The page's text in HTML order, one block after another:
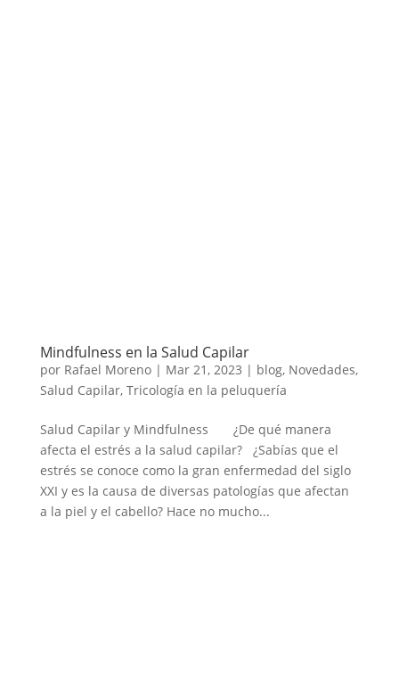
Mindfulness en la Salud Capilar
por Rafael Moreno| Mar 21, 2023 | blog, Novedades,
Salud Capilar, Tricología en la peluquería
Salud Capilar y Mindfulness ¿De qué manera
afecta el estrés a la salud capilar? ¿Sabías que el
estrés se conoce como la gran enfermedad del siglo
XXI y es la causa de diversas patologías que afectan
a la piel y el cabello? Hace no mucho...